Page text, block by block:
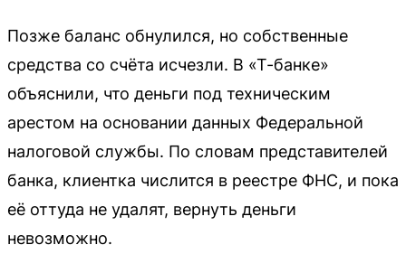
Позже баланс обнулился, но собственные
средства со счёта исчезли. В «Т-банке»
объяснили, что деньги под техническим
арестом на основании данных Федеральной
налоговой службы. По словам представителей
банка, клиентка числится в реестре ФНС, и пока
её оттуда не удалят, вернуть деньги
невозможно.